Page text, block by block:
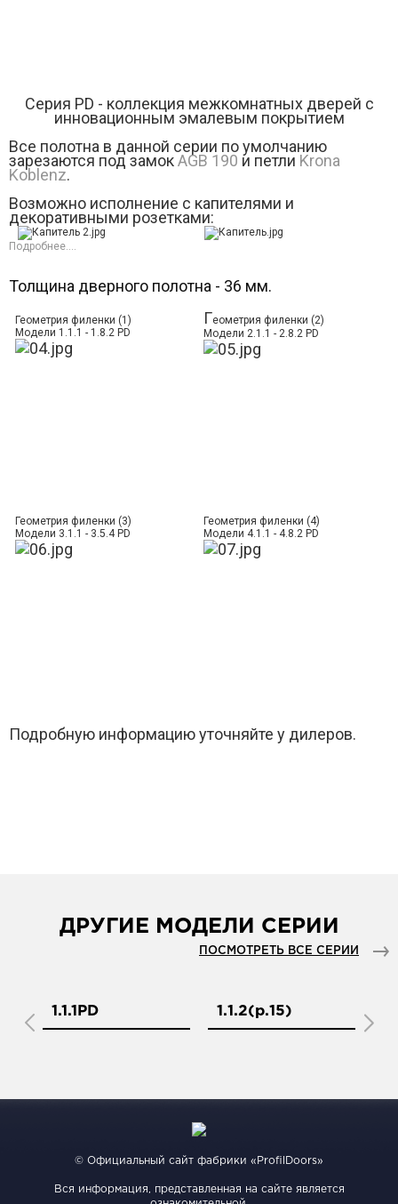
Серия РD - коллекция межкомнатных дверей с
инновационным эмалевым покрытием
Все полотна в данной серии по умолчанию
зарезаются под замокAGB 190 и петли Krona
Koblenz.
Возможно исполнение с капителями и
декоративными розетками:
Подробнее....
Толщина дверного полотна - 36 мм.
Геометрия филенки (1)
Модели 1.1.1 - 1.8.2 PD
Геометрия филенки (2)
Модели 2.1.1 - 2.8.2 PD
Геометрия филенки (3)
Модели 3.1.1 - 3.5.4 PD
Геометрия филенки (4)
Модели 4.1.1 - 4.8.2 PD
Подробную информацию уточняйте у дилеров.
ДРУГИЕ МОДЕЛИ СЕРИИ
ПОСМОТРЕТЬ ВСЕ СЕРИИ
1.1.1PD 1.1.2(р.15)
© Официальный сайт фабрики «ProfilDoors»
Вся информация, представленная на сайте является